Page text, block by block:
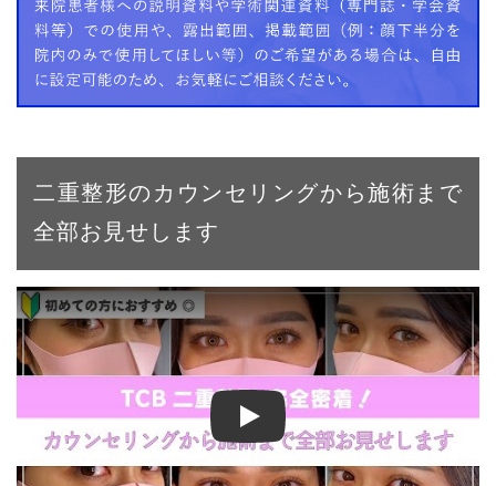
二重整形のカウンセリングから施術まで
全部お見せします
【二重整形】二重埋没法で左右対称＆くっきり